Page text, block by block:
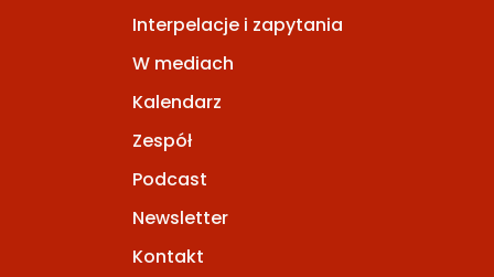
Interpelacje i zapytania
W mediach
Kalendarz
Zespół
Podcast
Newsletter
Kontakt